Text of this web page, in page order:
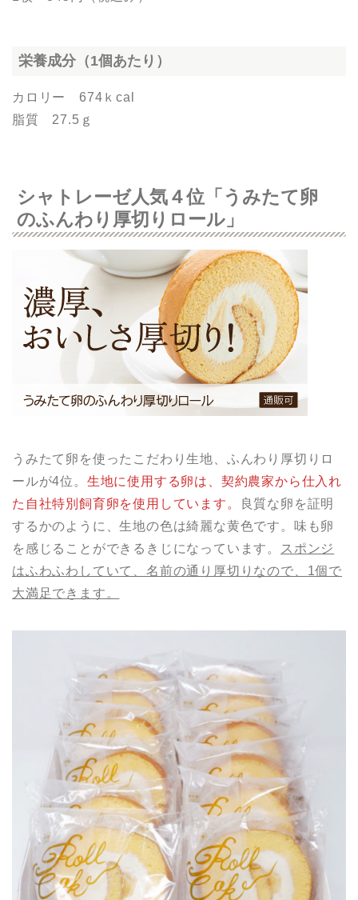
栄養成分（1個あたり）
カロリー 674ｋcal
脂質 27.5ｇ
シャトレーゼ人気４位「うみたて卵
のふんわり厚切りロール」
うみたて卵を使ったこだわり生地、ふんわり厚切りロ
ールが4位。 生地に使用する卵は、契約農家から仕入れ
た自社特別飼育卵を使用しています。
良質な卵を証明
するかのように、生地の色は綺麗な黄色です。味も卵
を感じることができるきじになっています。
スポンジ
はふわふわしていて、名前の通り厚切りなので、1個で
大満足できます。